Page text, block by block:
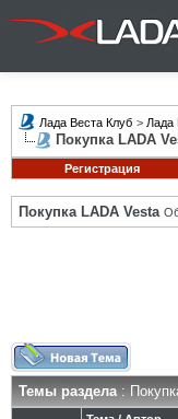
Лада Веста Клуб > Лада
Покупка LADA
Регистрация
Покупка LADA Vesta
Темы раздела: